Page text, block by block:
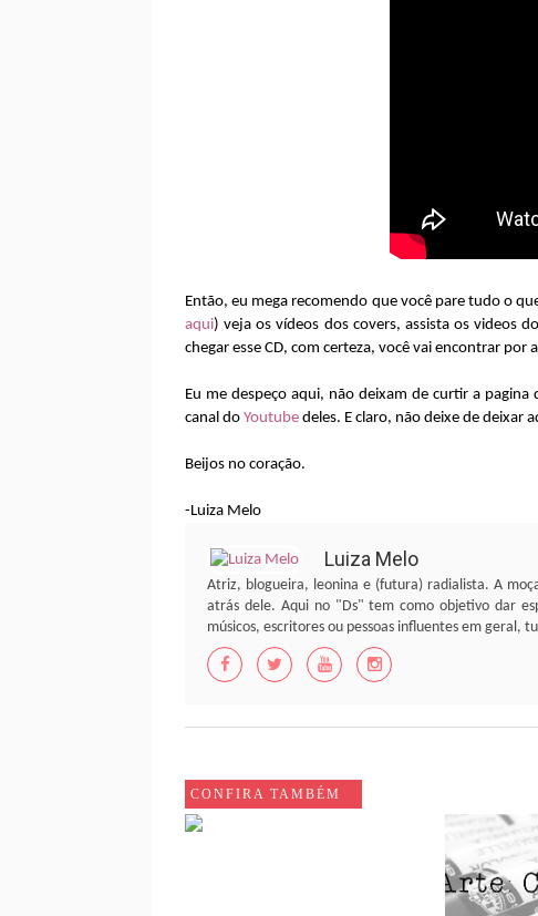
Então, eu mega recomendo que você pare tudo o
aqui) veja os vídeos dos covers, assista os videos
chegar esse CD, com certeza, você vai encontrar por
Eu me despeço aqui, não deixam de curtir a pagina
canal do Youtube deles. E claro, não deixe de deixar
Beijos no coração.
-Luiza Melo
Luiza Melo
Atriz, blogueira, leonina e (futura) radialista. A
atrás dele. Aqui no "Ds" tem como objetivo dar
músicos, escritores ou pessoas influentes em geral,
CONFIRA TAMBÉM